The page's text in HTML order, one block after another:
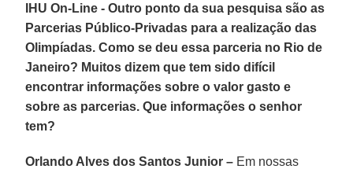
IHU On-Line - Outro ponto da sua pesquisa são as
Parcerias Público-Privadas para a realização das
Olimpíadas. Como se deu essa parceria no Rio de
Janeiro? Muitos dizem que tem sido difícil
encontrar informações sobre o valor gasto e
sobre as parcerias. Que informações o senhor
tem?
Orlando Alves dos Santos Junior – Em nossas